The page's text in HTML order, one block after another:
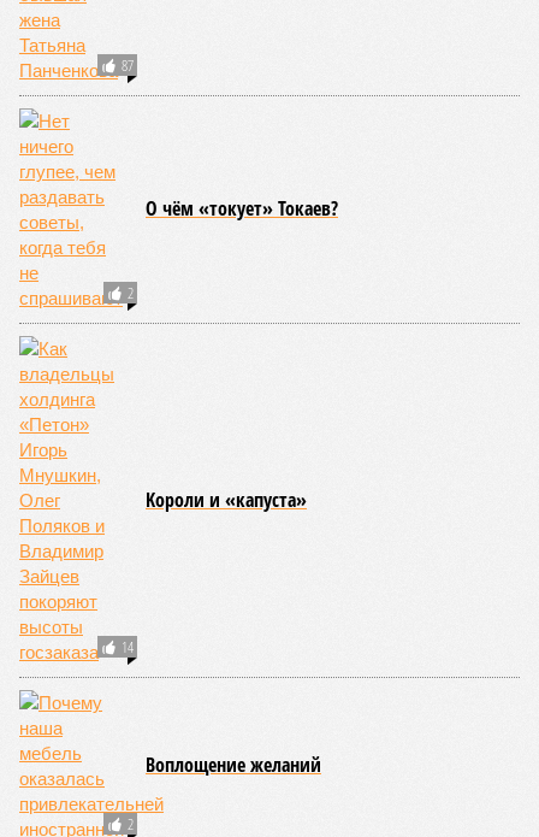
«Золото» получили землетрясения. К наиболее
сейсмоопасным регионам относится Тихоокеанское
вулканическое огненное кольцо, включающее Индонезию,
Японию и западное побережье Северной и Южной Америки.
Турция, Иран, Индия и Непал также расположены на очень
активных линиях разломов тектонических плит. Не
исключение и центральная часть США – причина в Нью-
Мадридском разломе в штате Миссури. Землетрясения
средней силы – явление, в общем-то, обычное и вполне
сносное, но периодически, раз в несколько столетий,
трясёт так, что мало не покажется никому. К примеру, в
самом конце 2004 года бахнуло близ побережья
индонезийского острова Суматра, а следом пошли
огромные, превышающие высоту 15 метров, волны. Итог –
250 тыс. погибших.
На втором месте в рейтинге A-Z Animals как раз цунами. В
этом плане к уязвимым регионам относятся: побережье
Индийского океана, тихо­океанские побережья Японии и
США, а также некоторые районы Карибского бассейна и
Средиземноморья. То есть в зоне риска уже не только
Поднебесная с Индией – не так ли?
«Бронзу» получают извержения супервулканов – «Наша
Версия» ужеписала
окончательно проснётся знаменитый Йеллоустоун. Это
грозит не только уничтожением части Соединённых
Штатов, но и общепланетарной катастрофой вплоть до
возникновения «вулканической зимы». Флегрейские поля в
Италии, кстати, тоже не стоит сбрасывать со счетов. Равно
как и многие другие до поры спящие вулканические
районы.